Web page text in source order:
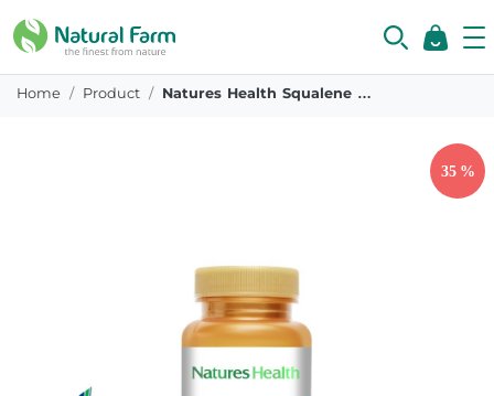
Home Product Natures Health Squalene Omega 3 Epo 3in1 30